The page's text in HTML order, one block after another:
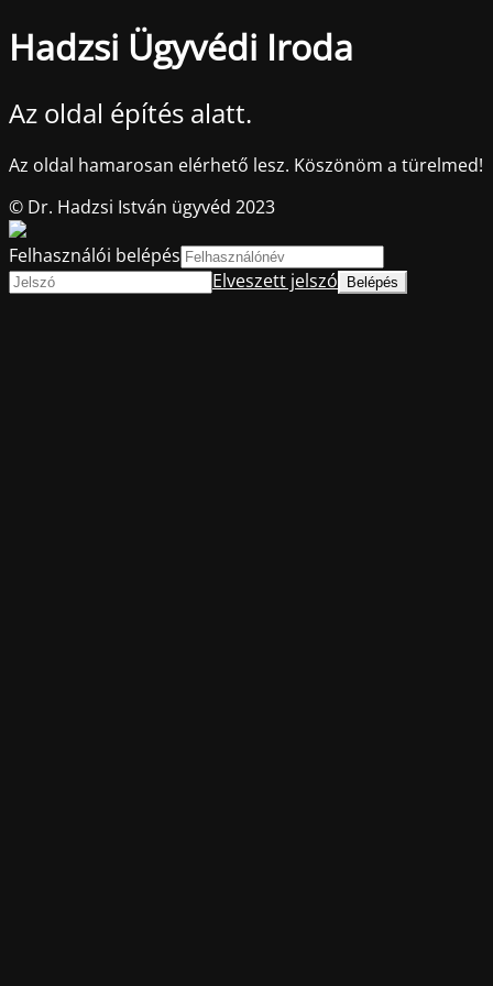
Hadzsi Ügyvédi Iroda
Az oldal építés alatt.
Az oldal hamarosan elérhető lesz. Köszönöm a türelmed!
© Dr. Hadzsi István ügyvéd 2023
Felhasználói belépés
Elveszett jelszó